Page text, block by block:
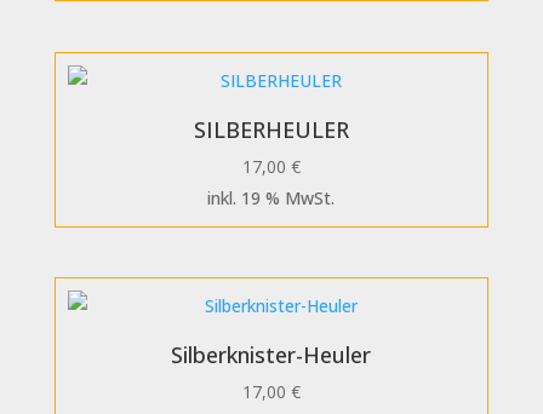
SILBERHEULER
17,00 €
inkl. 19 % MwSt.
Silberknister-Heuler
17,00 €